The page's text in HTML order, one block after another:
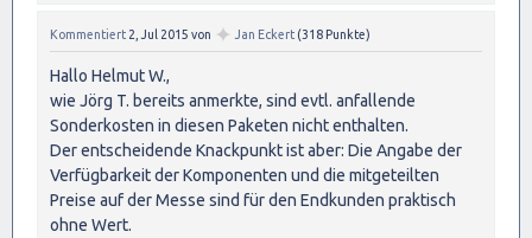
Kommentiert 2, Jul 2015 von ✦ Jan Eckert (318 Punkte)
Hallo Helmut W.,
wie Jörg T. bereits anmerkte, sind evtl. anfallende
Sonderkosten in diesen Paketen nicht enthalten.
Der entscheidende Knackpunkt ist aber: Die Angabe der
Verfügbarkeit der Komponenten und die mitgeteilten
Preise auf der Messe sind für den Endkunden praktisch
ohne Wert.